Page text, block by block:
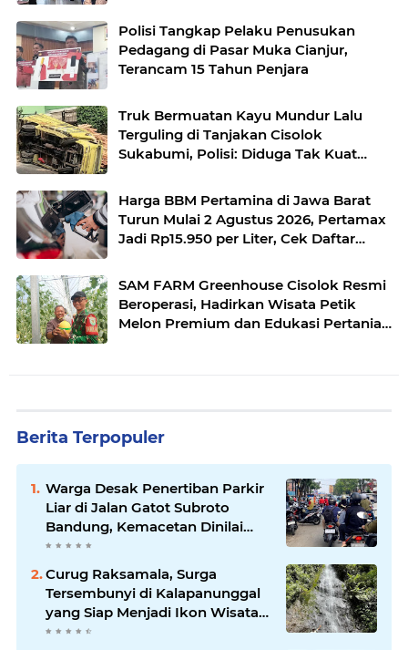
Polisi Tangkap Pelaku Penusukan
Pedagang di Pasar Muka Cianjur,
Terancam 15 Tahun Penjara
Truk Bermuatan Kayu Mundur Lalu
Terguling di Tanjakan Cisolok
Sukabumi, Polisi: Diduga Tak Kuat
Harga BBM Pertamina di Jawa Barat
Turun Mulai 2 Agustus 2026, Pertamax
Jadi Rp15.950 per Liter, Cek Daftar
SAM FARM Greenhouse Cisolok Resmi
Beroperasi, Hadirkan Wisata Petik
Melon Premium dan Edukasi Pertanian
Berita Terpopuler
Warga Desak Penertiban Parkir
Liar di Jalan Gatot Subroto
Bandung, Kemacetan Dinilai
Makin Mengkhawatirkan
Curug Raksamala, Surga
Tersembunyi di Kalapanunggal
yang Siap Menjadi Ikon Wisata
Alam Baru Kabupaten